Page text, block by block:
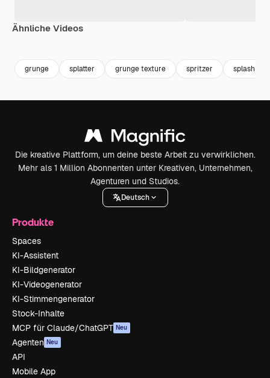
Ähnliche Videos
grunge splatter grunge texture spritzer splash
Die kreative Plattform, um deine beste Arbeit zu verwirklichen.
Mehr als 1 Million Abonnenten unter Kreativen, Unternehmen,
Agenturen und Studios.
Deutsch
Produkte
Spaces
KI-Assistent
KI-Bildgenerator
KI-Videogenerator
KI-Stimmengenerator
Stock-Inhalte
MCP für Claude/ChatGPT Neu
Agenten Neu
API
Mobile App